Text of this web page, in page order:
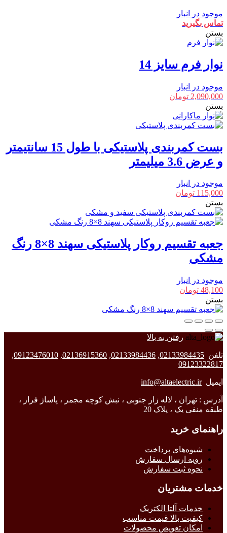
موجود در انبار
تماس بگیرید
بستن
نوار فرم سایز 14
موجود در انبار
2,090,000 تومان
بستن
بست کمربندی پلاستیکی با طول 15 سانتیمتر
و عرض 3.6 میلیمتر
موجود در انبار
115,000 تومان
بستن
جعبه تقسیم روکار پلاستیکی سهند 8×8 رنگ
مشکی
موجود در انبار
48,100 تومان
بستن
رفتن به بالا
تلفن 02133984435
,
02133984436
,
02136915360
,
09123476010
,
09123322817
ایمیلinfo@altaelectric.ir
آدرس : تهران ، لاله زار جنوبی ، نبش کوچه مجمر ، پاساژ فراز ،
طبقه منفی یک ، پلاک 20
راهنمای خرید
شیوه‌های پرداخت
رویه ارسال سفارش
نحوه ثبت سفارش
خدمات مشتریان
خدمات آلتا الکتریک
کیفیت بالا قیمت مناسب
امکان تعویض محصولات